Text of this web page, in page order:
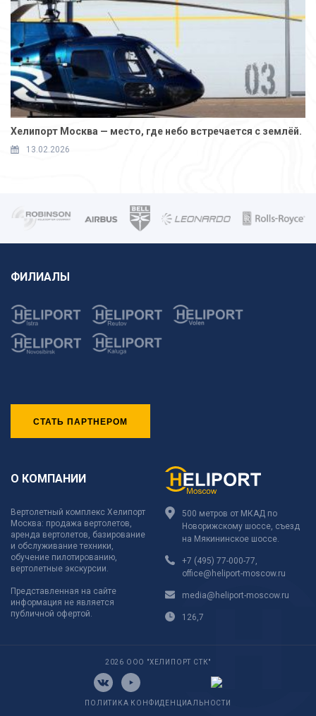
Хелипорт Москва — место, где небо встречается с землёй.
13.02.2026
ФИЛИАЛЫ
СТАТЬ ПАРТНЕРОМ
О КОМПАНИИ
Вертолетный комплекс Хелипорт
Москва: продажа вертолетов,
аренда вертолетов, базирование
и обслуживание техники,
обучение пилотированию,
вертолетные экскурсии.
Представленная на сайте
информация не является
публичной офертой.
500 метров от МКАД по
Новорижскому шоссе, съезд
на Мякининское шоссе.
+7 (495) 77-000-77
office@heliport-moscow.ru
media@heliport-moscow.ru
126,7
2026 ООО "ХЕЛИПОРТ СТК"
ПОЛИТИКА КОНФИДЕНЦИАЛЬНОСТИ